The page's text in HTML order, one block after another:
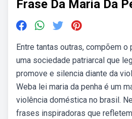
Frase Da Maria Da
Entre tantas outras, compõem o
uma sociedade patriarcal que
promove e silencia diante da
Weba lei maria da penha é um
violência doméstica no brasil.
frases inspiradoras que